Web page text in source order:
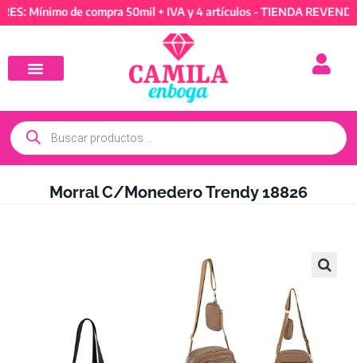
Mínimo de compra 50mil + IVA y 4 artículos - TIENDA
Morral C/Monedero Trendy 18826